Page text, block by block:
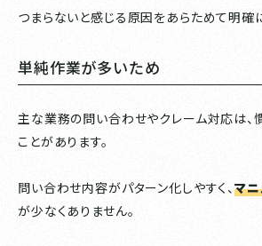
つまらないと感じる原因をあらためて明確に
単純作業が多いため
主な業務の問い合わせやクレーム対応は、
ことがあります。
問い合わせ内容がパターン化しやすく、マ
が少なくありません。